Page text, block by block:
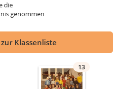
die
genommen.
Klassenliste
13